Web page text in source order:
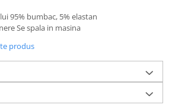
ceasuri
copii
95% bumbac, 5% elastan
Se spala in masina
produs